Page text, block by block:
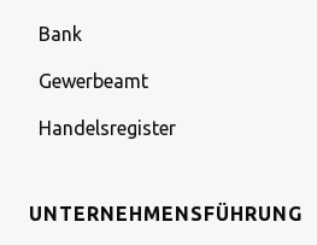
Bank
Gewerbeamt
Handelsregister
UNTERNEHMENSFÜHRUNG